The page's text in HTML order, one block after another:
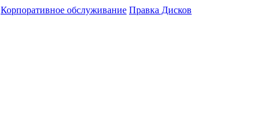
Корпоративное обслуживание Правка Дисков